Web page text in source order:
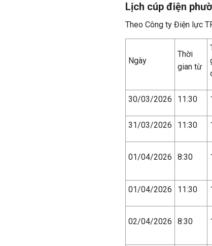
Lịch cúp điện
Theo Công ty Điện lực
Ngày
Thời
gian từ
30/03/2026 11:30
31/03/2026 11:30
01/04/2026 8:30
01/04/2026 11:30
02/04/2026 8:30